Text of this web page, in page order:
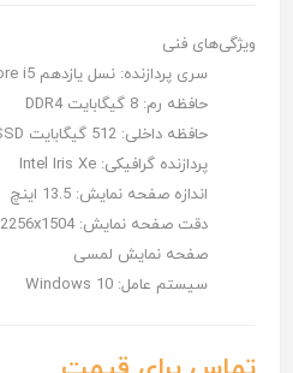
ویژگی‌های فنی
سری پردازنده: نسل یازدهم Core i5
حافظه رم: 8 گیگابایت DDR4
حافظه داخلی: 512 گیگابایت SSD
پردازنده گرافیکی: Intel Iris Xe
اندازه صفحه نمایش: 13.5 اینچ
دقت صفحه نمایش:2256x1504
صفحه نمایش لمسی
سیستم عامل: Windows 10